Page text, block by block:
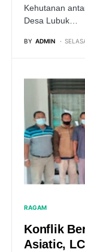
Kehutanan
Desa Lubuk…
BY ADMIN
RAGAM
Konflik
Asiatic,